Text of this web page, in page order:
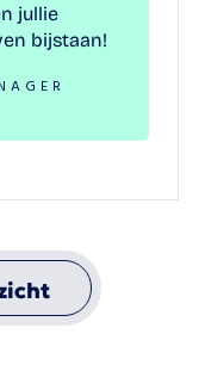
jullie
bijstaan!